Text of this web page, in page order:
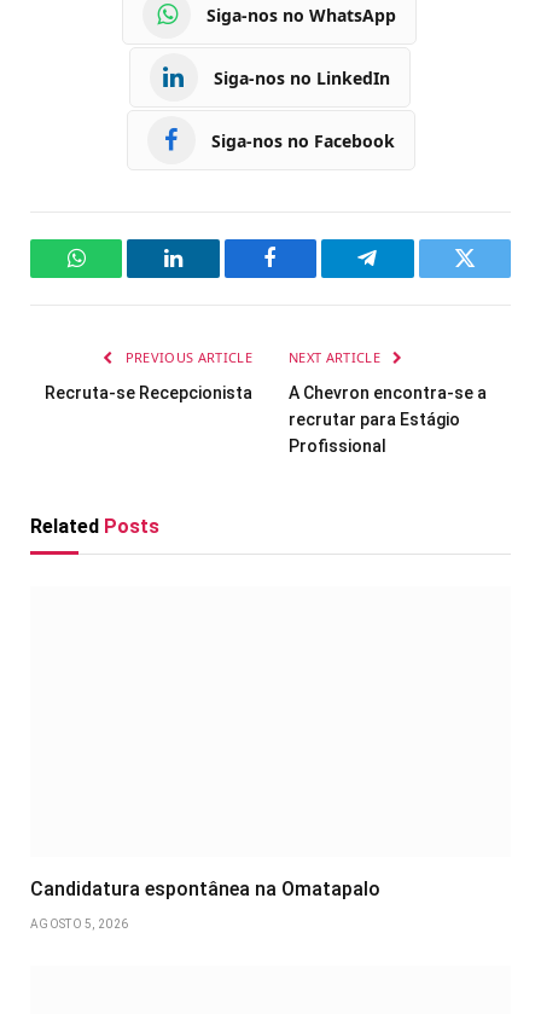
Siga-nos no WhatsApp
Siga-nos no LinkedIn
Siga-nos no Facebook
WhatsAppLinkedIn Facebook Telegram Twitter
PREVIOUS ARTICLE
Recruta-se Recepcionista
NEXT ARTICLE
A Chevron encontra-se a
recrutar para Estágio
Profissional
Related Posts
Candidatura espontânea na Omatapalo
AGOSTO 5, 2026